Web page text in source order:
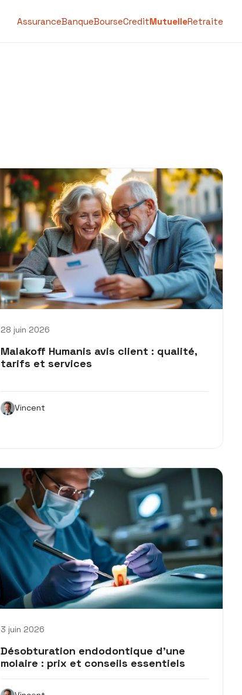
AssuranceBanqueBourseCreditMutuelleRetraite
28 juin 2026
Malakoff Humanis avis client : qualité,
tarifs et services
Vincent
3 juin 2026
Désobturation endodontique d’une
molaire : prix et conseils essentiels